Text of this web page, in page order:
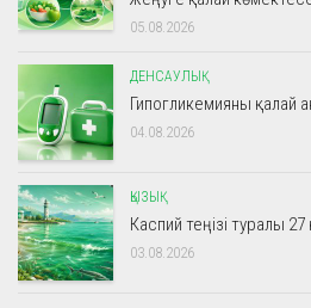
05.08.2026
ДЕНСАУЛЫҚ
Гипогликемияны қалай
04.08.2026
ҚЫЗЫҚ
Каспий теңізі туралы
03.08.2026